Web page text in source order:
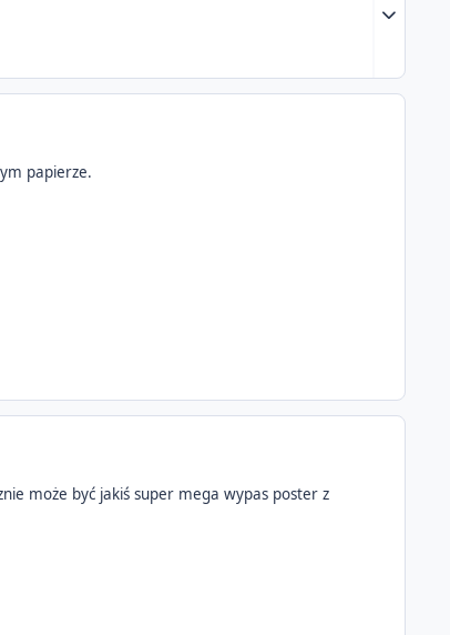
Expand
papierze.
może być jakiś super mega wypas poster z